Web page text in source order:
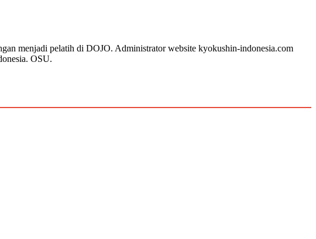
menjadi pelatih di DOJO. Administrator website kyokushin-indonesia.com
OSU.